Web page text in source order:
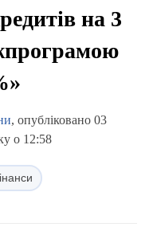
на 3
, опубліковано 03
о 12:58